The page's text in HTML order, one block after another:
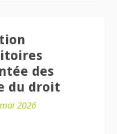
des
du droit
2026